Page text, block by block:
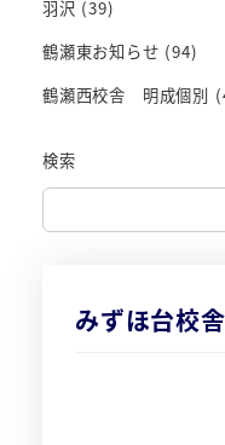
羽沢 (39)
鶴瀬東お知らせ (94)
鶴瀬西校舎 明成個別
検索
みずほ台校舎